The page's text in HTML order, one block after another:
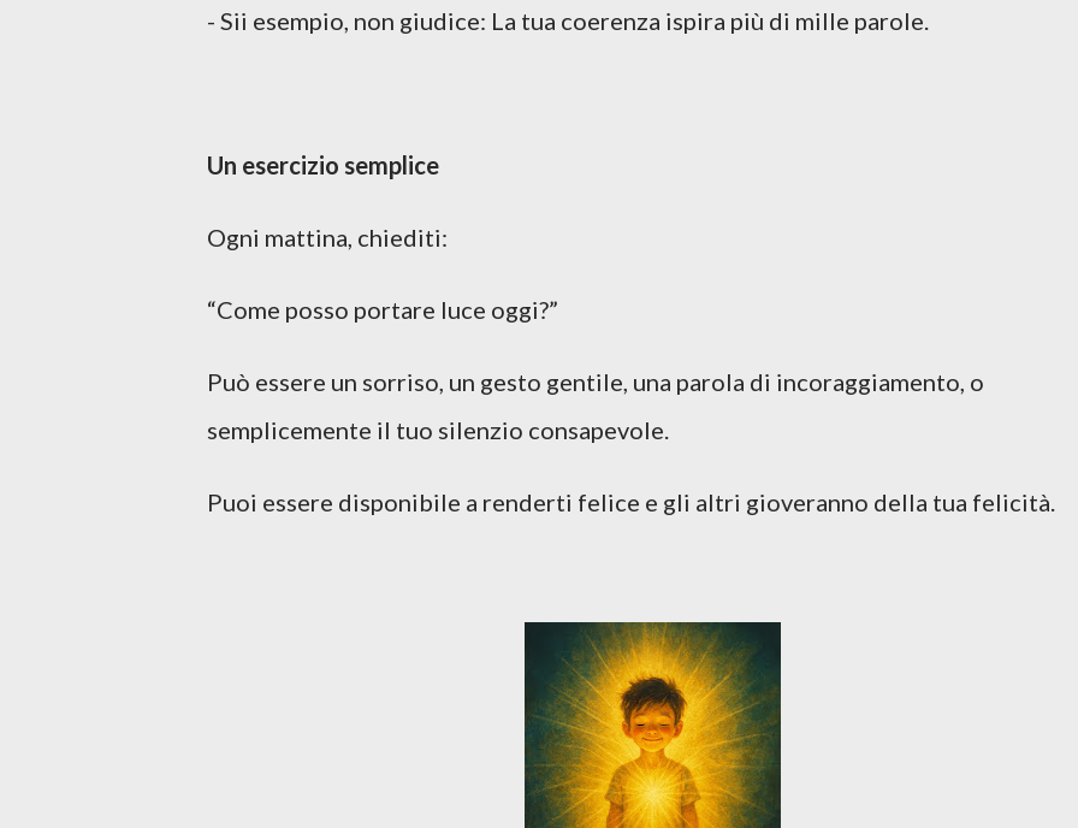
- Sii esempio, non giudice: La tua coerenza ispira più di mille parole.
Un esercizio semplice
Ogni mattina, chiediti:
“Come posso portare luce oggi?”
Può essere un sorriso, un gesto gentile, una parola di incoraggiamento, o
semplicemente il tuo silenzio consapevole.
Puoi essere disponibile a renderti felice e gli altri gioveranno della tua felicità.